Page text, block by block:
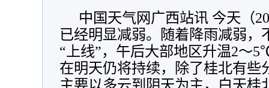
中国天气网广西站讯 今天（
已经明显减弱。随着降雨减弱，
“上线”，午后大部地区升温2～
在明天仍将持续，除了桂北有些
主要以多云到阴天为主，白天桂